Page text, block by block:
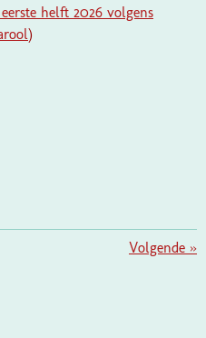
helft 2026 volgens
)
Volgende »